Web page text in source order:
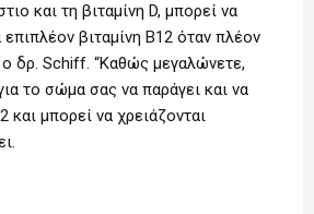
και τη βιταμίνη D, μπορεί να
επιπλέον βιταμίνη Β12 όταν πλέον
ο δρ. Schiff. “Καθώς μεγαλώνετε,
το σώμα σας να παράγει και να
και μπορεί να χρειάζονται